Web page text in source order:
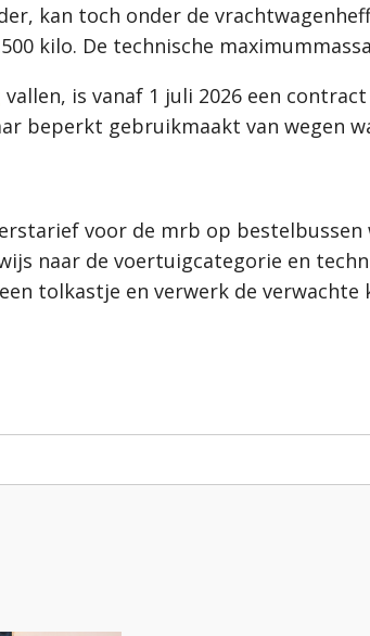
kan toch onder de
kilo. De technische
vallen, is vanaf 1 juli 2026 een
beperkt gebruikmaakt van wegen
voor de mrb op
naar de voertuigcategorie en
tolkastje en verwerk de